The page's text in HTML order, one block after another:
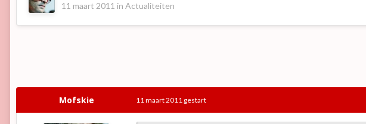
11 maart 2011 in Actualiteiten
Mofskie 11 maart 2011 gestart